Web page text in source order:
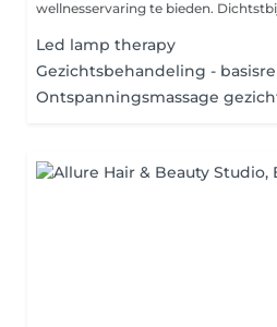
wellnesservaring te bieden.
Led lamp therapy
Gezichtsbehandeling -
Ontspanningsmassage